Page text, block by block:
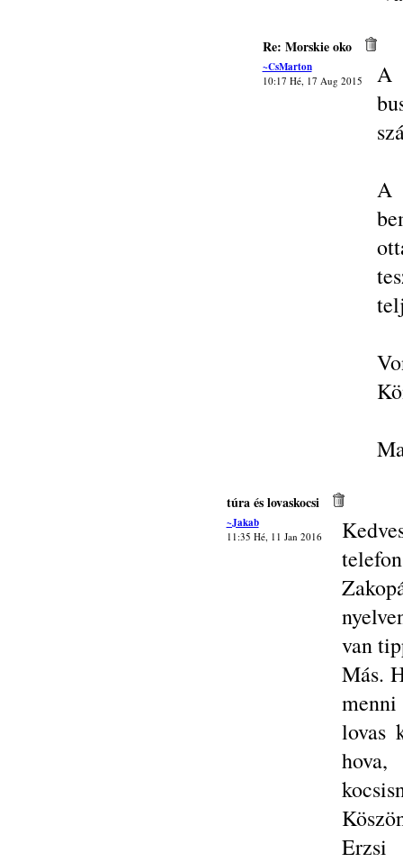
Re: Morskie oko
~CsMarton
10:17 Hé, 17 Aug 2015
A
A
túra és lovaskocsi
~Jakab
11:35 Hé, 11 Jan 2016
van
Más.
lovas
Erzsi